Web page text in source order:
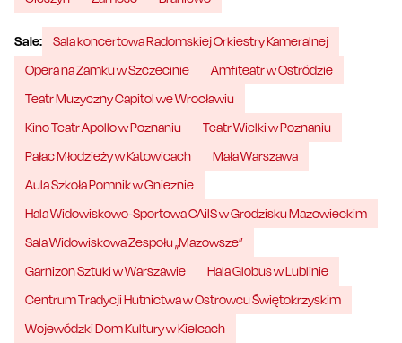
Sale:
Sala koncertowa Radomskiej Orkiestry Kameralnej
Opera na Zamku w Szczecinie
Amfiteatr w Ostródzie
Teatr Muzyczny Capitol we Wrocławiu
Kino Teatr Apollo w Poznaniu
Teatr Wielki w Poznaniu
Pałac Młodzieży w Katowicach
Mała Warszawa
Aula Szkoła Pomnik w Gnieznie
Hala Widowiskowo-Sportowa CAiIS w Grodzisku Mazowieckim
Sala Widowiskowa Zespołu „Mazowsze”
Garnizon Sztuki w Warszawie
Hala Globus w Lublinie
Centrum Tradycji Hutnictwa w Ostrowcu Świętokrzyskim
Wojewódzki Dom Kultury w Kielcach